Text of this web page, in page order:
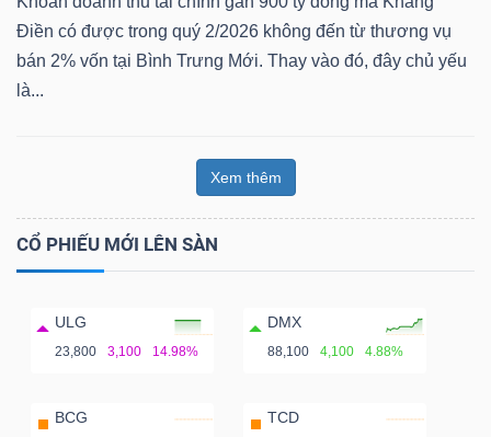
Điền có được trong quý 2/2026 không đến từ thương vụ
bán 2% vốn tại Bình Trưng Mới. Thay vào đó, đây chủ yếu
là...
Xem thêm
CỔ PHIẾU MỚI LÊN SÀN
ULG
23,800 3,100 14.98%
DMX
88,100 4,100 4.88%
BCG TCD